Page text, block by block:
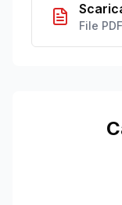
File PDF